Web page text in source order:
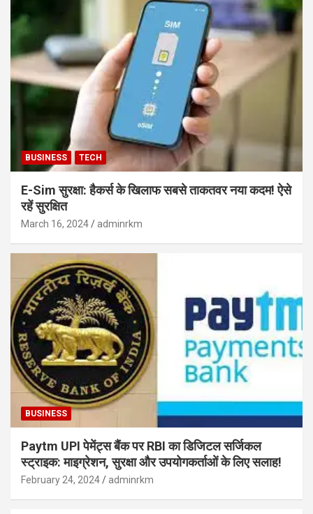
BUSINESS TECH
E-Sim सुरक्षा: हैकर्स के खिलाफ सबसे ताकतवर नया कदम! ऐसे
रहें सुरक्षित
March 16, 2024 adminrkm
BUSINESS
Paytm UPI पेमेंट्स बैंक पर RBI का डिजिटल सर्जिकल
स्ट्राइक: माइग्रेशन, सुरक्षा और उपयोगकर्ताओं के लिए सलाह!
February 24, 2024 adminrkm